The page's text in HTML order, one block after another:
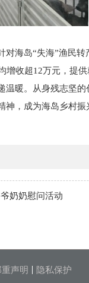
海岛“失海”渔民转
增收超12万元，提
暖。从身残志坚
，成为海岛乡村振
奶奶慰问活动
声明 隐私保护